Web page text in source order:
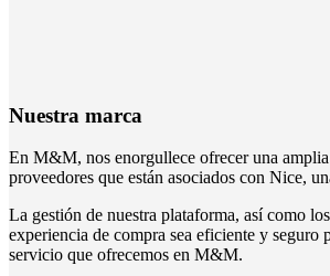
Nuestra marca
En M&M, nos enorgullece ofrecer una
proveedores que están asociados con Nice,
La gestión de nuestra plataforma, así como
experiencia de compra sea eficiente y seguro
servicio que ofrecemos en M&M.